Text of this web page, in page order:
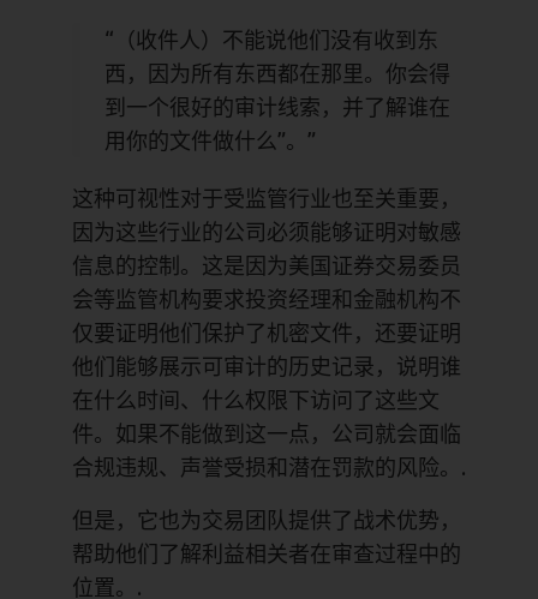
“（收件人）不能说他们没有收到东
西，因为所有东西都在那里。你会得
到一个很好的审计线索，并了解谁在
用你的文件做什么”。”
这种可视性对于受监管行业也至关重要，
因为这些行业的公司必须能够证明对敏感
信息的控制。这是因为美国证券交易委员
会等监管机构要求投资经理和金融机构不
仅要证明他们保护了机密文件，还要证明
他们能够展示可审计的历史记录，说明谁
在什么时间、什么权限下访问了这些文
件。如果不能做到这一点，公司就会面临
合规违规、声誉受损和潜在罚款的风险。.
但是，它也为交易团队提供了战术优势，
帮助他们了解利益相关者在审查过程中的
位置。.